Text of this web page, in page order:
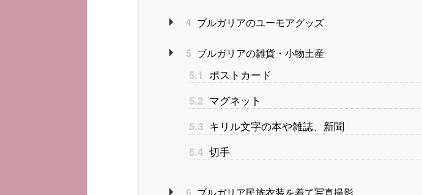
4 ブルガリアのユーモアグッズ
5 ブルガリアの雑貨・小物土産
5.1 ポストカード
5.2 マグネット
5.3 キリル文字の本や雑誌、新聞
5.4 切手